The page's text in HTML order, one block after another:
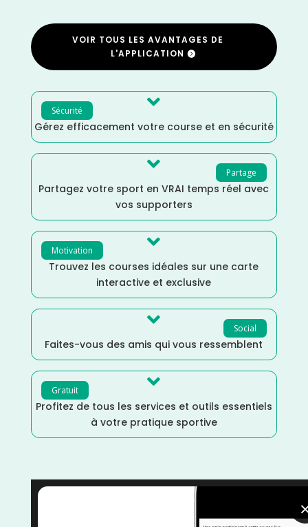
VOIR TOUS LES AVANTAGES DE
L'APPLICATION
Sécurité 
Gérez efficacement votre course et en sécurité
Partage

Partagez votre sport en VRAI temps réel avec
vos supporters
Motivation 
Trouvez les courses idéales sur une carte
interactive et exclusive
Social

Faites-vous des amis qui vous ressemblent
Gratuit 
Profitez de tous les services et outils essentiels
à votre pratique sportive